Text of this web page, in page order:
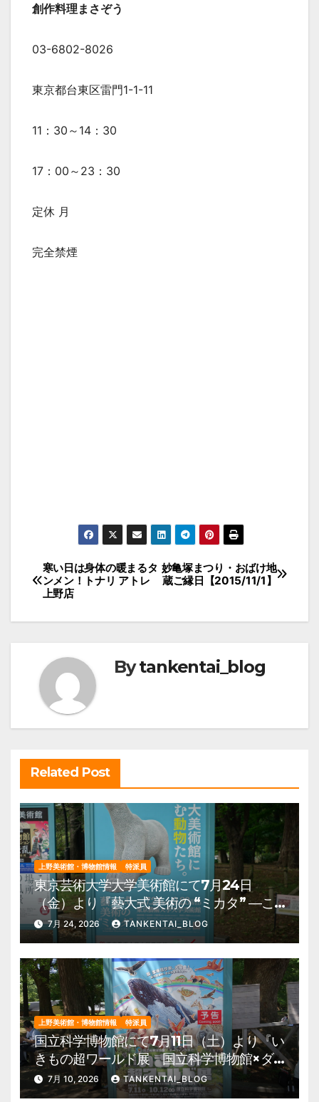
創作料理まさぞう
03-6802-8026
東京都台東区雷門1-1-11
11：30～14：30
17：00～23：30
定休 月
完全禁煙
投
稿
ー
シ
妙亀塚まつり・おばけ地
蔵ご縁日【2015/11/1】
寒い日は身体の暖まるタ
ンメン！トナリ アトレ
上野店
Bytankentai_blog
Related Post
上野美術館・博物館情報 特派員
東京芸術大学大学美術館にて7月24日
（金）より『藝大式 美術の “ミカタ” ―こ
の夏、藝大生になる―』を開催。 上野公
園 美術館・博物館 混雑情報他
7月 24, 2026 TANKENTAI_BLOG
上野美術館・博物館情報 特派員
国立科学博物館にて7月11日（土）より『い
きもの超ワールド展 国立科学博物館×ダ
ーウィンが来た！』を開催。 上野公園
美術館・博物館 混雑情報他
7月 10, 2026 TANKENTAI_BLOG